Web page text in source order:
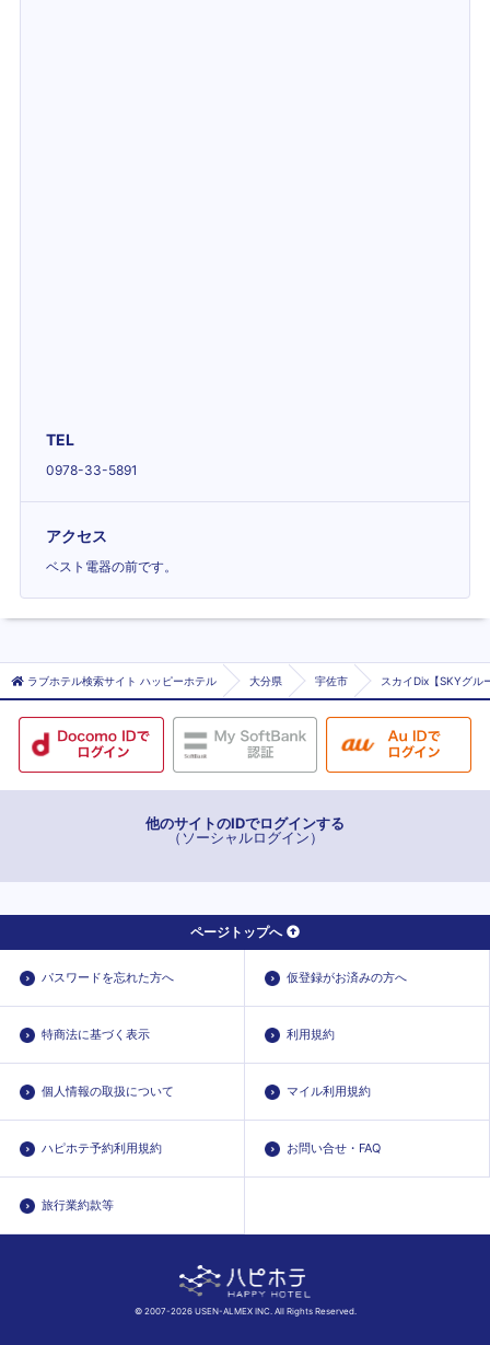
TEL
0978-33-5891
アクセス
ベスト電器の前です。
ラブホテル検索サイト ハッピーホテル 大分県 宇佐市 スカイDix【SKYグル
他のサイトのIDでログインする
（ソーシャルログイン）
ページトップへ
パスワードを忘れた方へ 仮登録がお済みの方へ
特商法に基づく表示 利用規約
個人情報の取扱について マイル利用規約
ハピホテ予約利用規約 お問い合せ・FAQ
旅行業約款等
© 2007-2026 USEN-ALMEX INC. All Rights Reserved.